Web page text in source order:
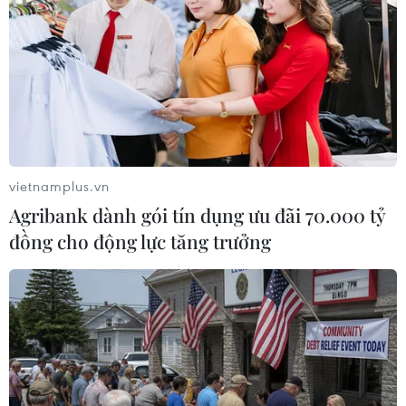
Khám phá điểm du lịch nổi
tiếng Mũi Tobizina ở Nga
09/08/2026 16:20
Nga và Syria đạt thỏa thuận mới về
tương lai hai căn cứ chiến lược
Vấn đề người di cư: Đức khôi phục cơ
chế trả người xin tị nạn về Italy
09/08/2026 14:40
vietnamplus.vn
Agribank dành gói tín dụng ưu đãi 70.000 tỷ
đồng cho động lực tăng trưởng